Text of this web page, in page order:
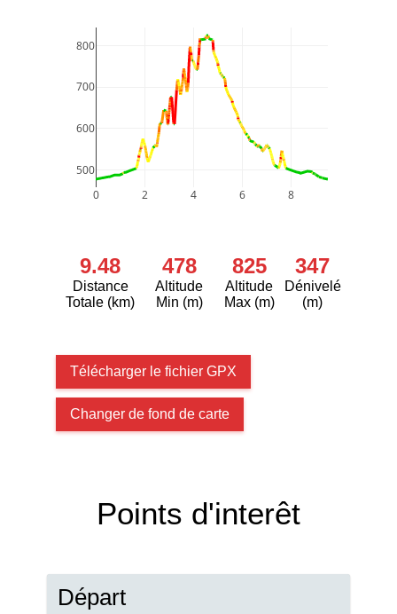
0 2 4 6 8
500
600
700
800
9.48
Distance
Totale (km)
478
Altitude
Min (m)
825
Altitude
Max (m)
347
Dénivelé
(m)
Télécharger le fichier GPX
Changer de fond de carte
Points d'interêt
Départ